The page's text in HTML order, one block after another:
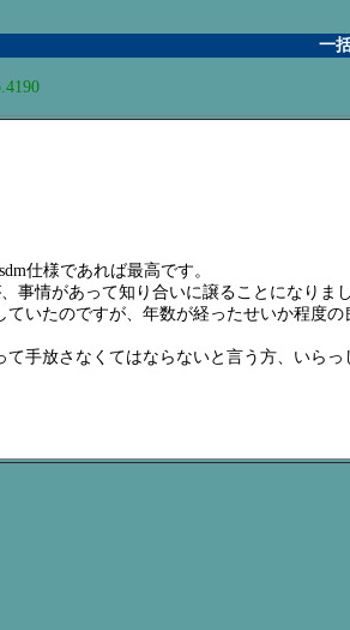
一
仕様であれば最高です。
事情があって知り合いに譲ることになりまし
いたのですが、年数が経ったせいか程度
手放さなくてはならないと言う方、いらっ